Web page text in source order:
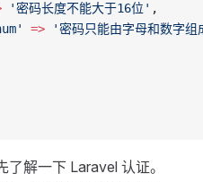
'密码长度不能大于16位' ,
=> '密码只能由字母和数字
解一下 Laravel 认证。